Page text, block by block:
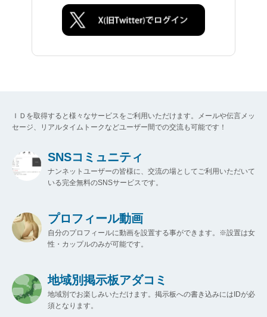
ＩＤを取得すると様々なサービスをご利用いただけます。メールや伝言メッ
セージ、リアルタイムトークなどユーザー間での交流も可能です！
SNSコミュニティ
ナンネットユーザーの皆様に、交流の場としてご利用いただいて
いる完全無料のSNSサービスです。
プロフィール動画
自分のプロフィールに動画を設置する事ができます。※設置は女
性・カップルのみが可能です。
地域別掲示板アダコミ
地域別でお楽しみいただけます。掲示板への書き込みにはIDが必
須となります。